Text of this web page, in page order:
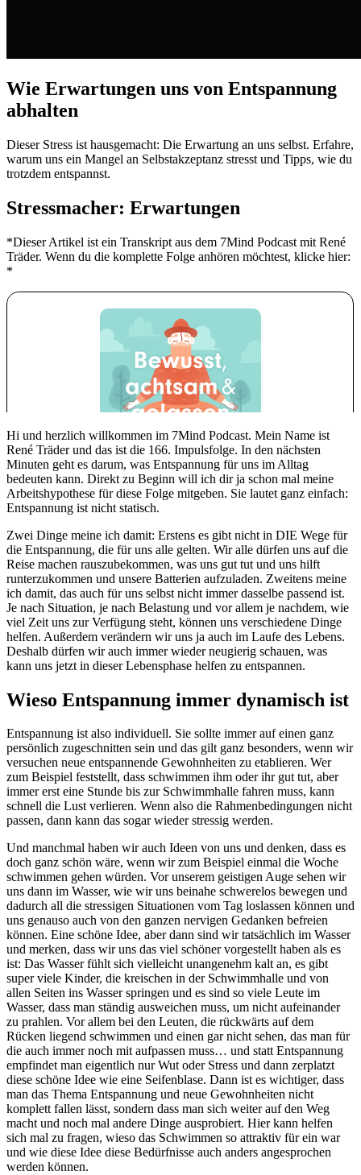
Wie Erwartungen uns von Entspannung
abhalten
Dieser Stress ist hausgemacht: Die Erwartung an uns selbst. Erfahre,
warum uns ein Mangel an Selbstakzeptanz stresst und Tipps, wie du
trotzdem entspannst.
Stressmacher: Erwartungen
*Dieser Artikel ist ein Transkript aus dem 7Mind Podcast mit René
Träder. Wenn du die komplette Folge anhören möchtest, klicke hier:
*
Hi und herzlich willkommen im 7Mind Podcast. Mein Name ist
René Träder und das ist die 166. Impulsfolge. In den nächsten
Minuten geht es darum, was Entspannung für uns im Alltag
bedeuten kann. Direkt zu Beginn will ich dir ja schon mal meine
Arbeitshypothese für diese Folge mitgeben. Sie lautet ganz einfach:
Entspannung ist nicht statisch.
Zwei Dinge meine ich damit: Erstens es gibt nicht in DIE Wege für
die Entspannung, die für uns alle gelten. Wir alle dürfen uns auf die
Reise machen rauszubekommen, was uns gut tut und uns hilft
runterzukommen und unsere Batterien aufzuladen. Zweitens meine
ich damit, das auch für uns selbst nicht immer dasselbe passend ist.
Je nach Situation, je nach Belastung und vor allem je nachdem, wie
viel Zeit uns zur Verfügung steht, können uns verschiedene Dinge
helfen. Außerdem verändern wir uns ja auch im Laufe des Lebens.
Deshalb dürfen wir auch immer wieder neugierig schauen, was
kann uns jetzt in dieser Lebensphase helfen zu entspannen.
Wieso Entspannung immer dynamisch ist
Entspannung ist also individuell. Sie sollte immer auf einen ganz
persönlich zugeschnitten sein und das gilt ganz besonders, wenn wir
versuchen neue entspannende Gewohnheiten zu etablieren. Wer
zum Beispiel feststellt, dass schwimmen ihm oder ihr gut tut, aber
immer erst eine Stunde bis zur Schwimmhalle fahren muss, kann
schnell die Lust verlieren. Wenn also die Rahmenbedingungen nicht
passen, dann kann das sogar wieder stressig werden.
Und manchmal haben wir auch Ideen von uns und denken, dass es
doch ganz schön wäre, wenn wir zum Beispiel einmal die Woche
schwimmen gehen würden. Vor unserem geistigen Auge sehen wir
uns dann im Wasser, wie wir uns beinahe schwerelos bewegen und
dadurch all die stressigen Situationen vom Tag loslassen können und
uns genauso auch von den ganzen nervigen Gedanken befreien
können. Eine schöne Idee, aber dann sind wir tatsächlich im Wasser
und merken, dass wir uns das viel schöner vorgestellt haben als es
ist: Das Wasser fühlt sich vielleicht unangenehm kalt an, es gibt
super viele Kinder, die kreischen in der Schwimmhalle und von
allen Seiten ins Wasser springen und es sind so viele Leute im
Wasser, dass man ständig ausweichen muss, um nicht aufeinander
zu prahlen. Vor allem bei den Leuten, die rückwärts auf dem
Rücken liegend schwimmen und einen gar nicht sehen, das man für
die auch immer noch mit aufpassen muss… und statt Entspannung
empfindet man eigentlich nur Wut oder Stress und dann zerplatzt
diese schöne Idee wie eine Seifenblase. Dann ist es wichtiger, dass
man das Thema Entspannung und neue Gewohnheiten nicht
komplett fallen lässt, sondern dass man sich weiter auf den Weg
macht und noch mal andere Dinge ausprobiert. Hier kann helfen
sich mal zu fragen, wieso das Schwimmen so attraktiv für ein war
und wie diese Idee diese Bedürfnisse auch anders angesprochen
werden können.